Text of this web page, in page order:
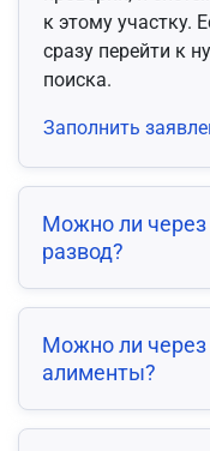
к этому участку.
сразу перейти к
поиска.
Заполнить
Можно ли через
развод?
Можно ли через
алименты?